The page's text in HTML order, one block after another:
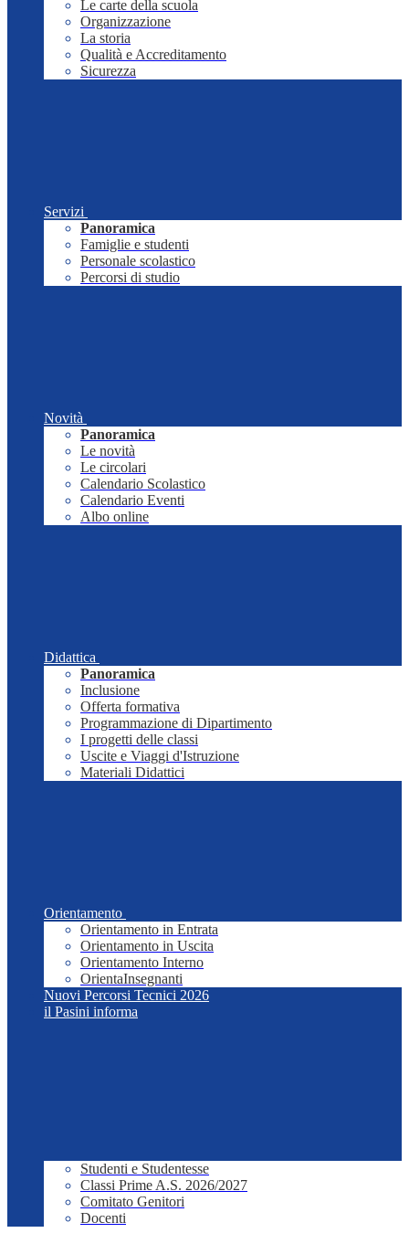
Le carte della scuola
Organizzazione
La storia
Qualità e Accreditamento
Sicurezza
Servizi
Panoramica
Famiglie e studenti
Personale scolastico
Percorsi di studio
Novità
Panoramica
Le novità
Le circolari
Calendario Scolastico
Calendario Eventi
Albo online
Didattica
Panoramica
Inclusione
Offerta formativa
Programmazione di Dipartimento
I progetti delle classi
Uscite e Viaggi d'Istruzione
Materiali Didattici
Orientamento
Orientamento in Entrata
Orientamento in Uscita
Orientamento Interno
OrientaInsegnanti
Nuovi Percorsi Tecnici 2026
il Pasini informa
Studenti e Studentesse
Classi Prime A.S. 2026/2027
Comitato Genitori
Docenti